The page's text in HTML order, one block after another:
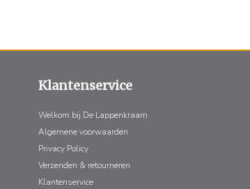
Klantenservice
Welkom bij De Lappenkraam
Algemene voorwaarden
Privacy Policy
Verzenden & retourneren
Klantenservice